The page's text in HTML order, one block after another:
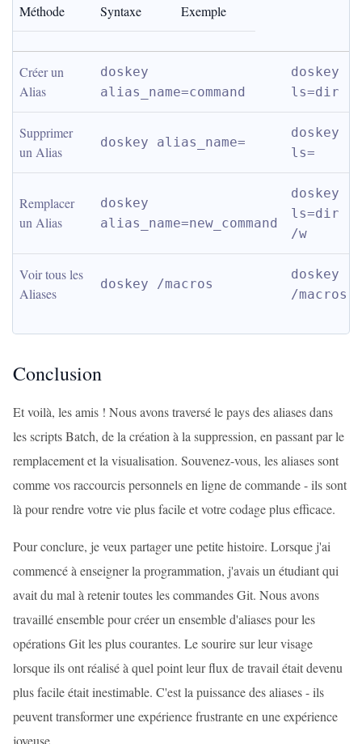
Méthode Syntaxe Exemple
Créer un
Alias
doskey
alias_name=command
doskey
ls=dir
Supprimer
un Alias
doskey alias_name=
doskey
ls=
Remplacer
un Alias
doskey
alias_name=new_command
doskey
ls=dir
/w
Voir tous les
Aliases
doskey /macros
doskey
/macros
Conclusion
Et voilà, les amis ! Nous avons traversé le pays des aliases dans
les scripts Batch, de la création à la suppression, en passant par le
remplacement et la visualisation. Souvenez-vous, les aliases sont
comme vos raccourcis personnels en ligne de commande - ils sont
là pour rendre votre vie plus facile et votre codage plus efficace.
Pour conclure, je veux partager une petite histoire. Lorsque j'ai
commencé à enseigner la programmation, j'avais un étudiant qui
avait du mal à retenir toutes les commandes Git. Nous avons
travaillé ensemble pour créer un ensemble d'aliases pour les
opérations Git les plus courantes. Le sourire sur leur visage
lorsque ils ont réalisé à quel point leur flux de travail était devenu
plus facile était inestimable. C'est la puissance des aliases - ils
peuvent transformer une expérience frustrante en une expérience
joyeuse.